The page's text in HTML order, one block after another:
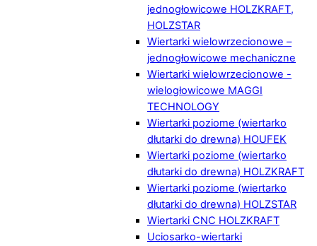
jednogłowicowe HOLZKRAFT,
HOLZSTAR
Wiertarki wielowrzecionowe –
jednogłowicowe mechaniczne
Wiertarki wielowrzecionowe -
wielogłowicowe MAGGI
TECHNOLOGY
Wiertarki poziome (wiertarko
dłutarki do drewna) HOUFEK
Wiertarki poziome (wiertarko
dłutarki do drewna) HOLZKRAFT
Wiertarki poziome (wiertarko
dłutarki do drewna) HOLZSTAR
Wiertarki CNC HOLZKRAFT
Uciosarko-wiertarki